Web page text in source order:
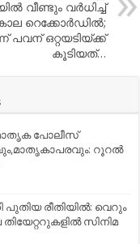
വീണ്ടും വര്‍ധിച്ച്
റെക്കോര്‍ഡില്‍;
പവന് ഒറ്റയടിയ്ക്ക്
കൂടിയത്…
പോലീസ്
റൂറൽ
രീതിയിൽ: വെറും
സിനിമ